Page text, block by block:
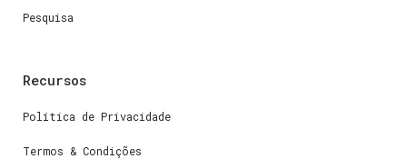
Pesquisa
Recursos
Política de Privacidade
Termos & Condições